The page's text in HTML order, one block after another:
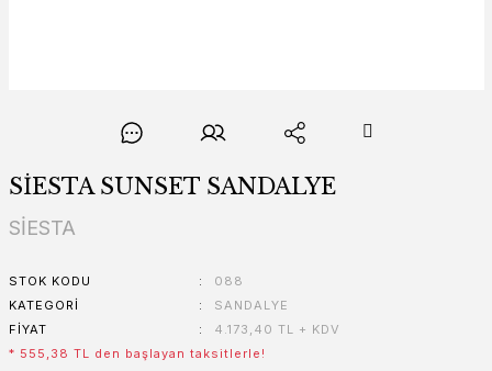
SİESTA SUNSET SANDALYE
SİESTA
STOK KODU
088
KATEGORI
SANDALYE
FIYAT
4.173,40 TL + KDV
* 555,38 TL den başlayan taksitlerle!